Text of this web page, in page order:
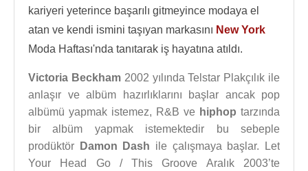
kariyeri yeterince başarılı gitmeyince modaya el
atan ve kendi ismini taşıyan markasını New York
Moda Haftası'nda tanıtarak iş hayatına atıldı.
Victoria Beckham2002 yılında Telstar Plakçılık ile
anlaşır ve albüm hazırlıklarını başlar ancak pop
albümü yapmak istemez, R&B ve hiphop tarzında
bir albüm yapmak istemektedir bu sebeple
prodüktör
Damon Dash ile çalışmaya başlar. Let
Your Head Go / This Groove Aralık 2003’te